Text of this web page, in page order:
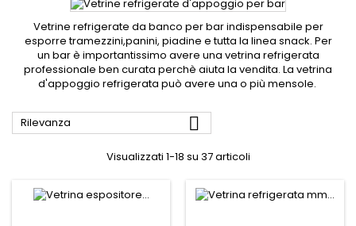
Vetrine refrigerate da banco per bar indispensabile per
esporre tramezzini,panini, piadine e tutta la linea snack. Per
un bar è importantissimo avere una vetrina refrigerata
professionale ben curata perchè aiuta la vendita. La vetrina
d'appoggio refrigerata può avere una o più mensole.
Rilevanza 
Visualizzati 1-18 su 37 articoli